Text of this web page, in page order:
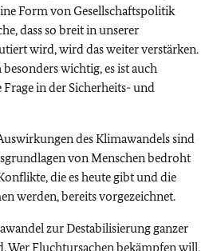
Form von Gesellschaftspolitik
dass so breit in unserer
wird, wird das weiter verstärken.
wichtig, es ist auch
in der Sicherheits- und
des Klimawandels sind
von Menschen bedroht
die es heute gibt und die
werden, bereits vorgezeichnet.
zur Destabilisierung ganzer
Wer Fluchtursachen bekämpfen will,